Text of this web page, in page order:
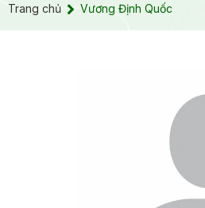
Trang chủ Vương Định Quốc